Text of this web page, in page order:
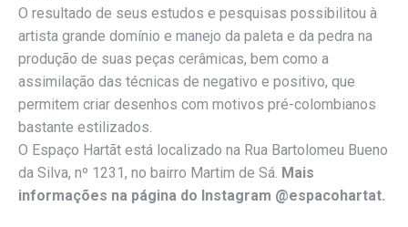
O resultado de seus estudos e pesquisas possibilitou à
artista grande domínio e manejo da paleta e da pedra na
produção de suas peças cerâmicas, bem como a
assimilação das técnicas de negativo e positivo, que
permitem criar desenhos com motivos pré-colombianos
bastante estilizados.
O Espaço Hartãt está localizado na Rua Bartolomeu Bueno
da Silva, nº 1231, no bairro Martim de Sá. Mais
informações na página do Instagram @espacohartat.